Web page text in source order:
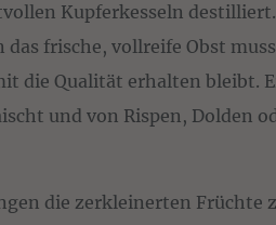
Kupferkesseln
das frische, vollreife Obst
die Qualität erhalten bleibt.
und von Rispen, Dolden
die zerkleinerten Früchte